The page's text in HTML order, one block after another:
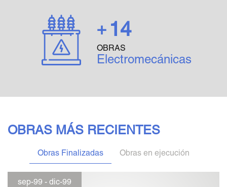
14
OBRAS
Electromecánicas
OBRAS MÁS RECIENTES
Obras Finalizadas Obras en ejecución
sep-99 - dic-99